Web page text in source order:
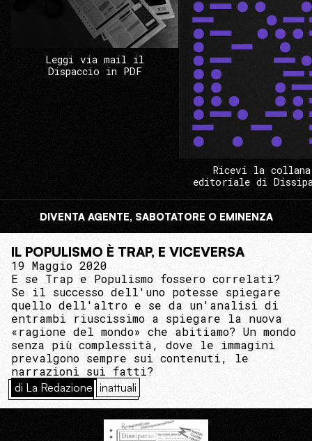
Leggi via mail il
Dispaccio in PDF
Ricevi la collana
editoriale di
DIVENTA AGENTE, SABOTATORE O EMINENZA
IL POPULISMO È TRAP, E VICEVERSA
19 Maggio 2020
E se Trap e Populismo fossero correlati?
Se il successo dell'uno potesse spiegare
quello dell'altro e se da un'analisi di
entrambi riuscissimo a spiegare la nuova
«ragione del mondo» che abitiamo? Un mondo
senza più complessità, dove le immagini
prevalgono sempre sui contenuti, le
narrazioni sui fatti?
di La Redazione inattuali